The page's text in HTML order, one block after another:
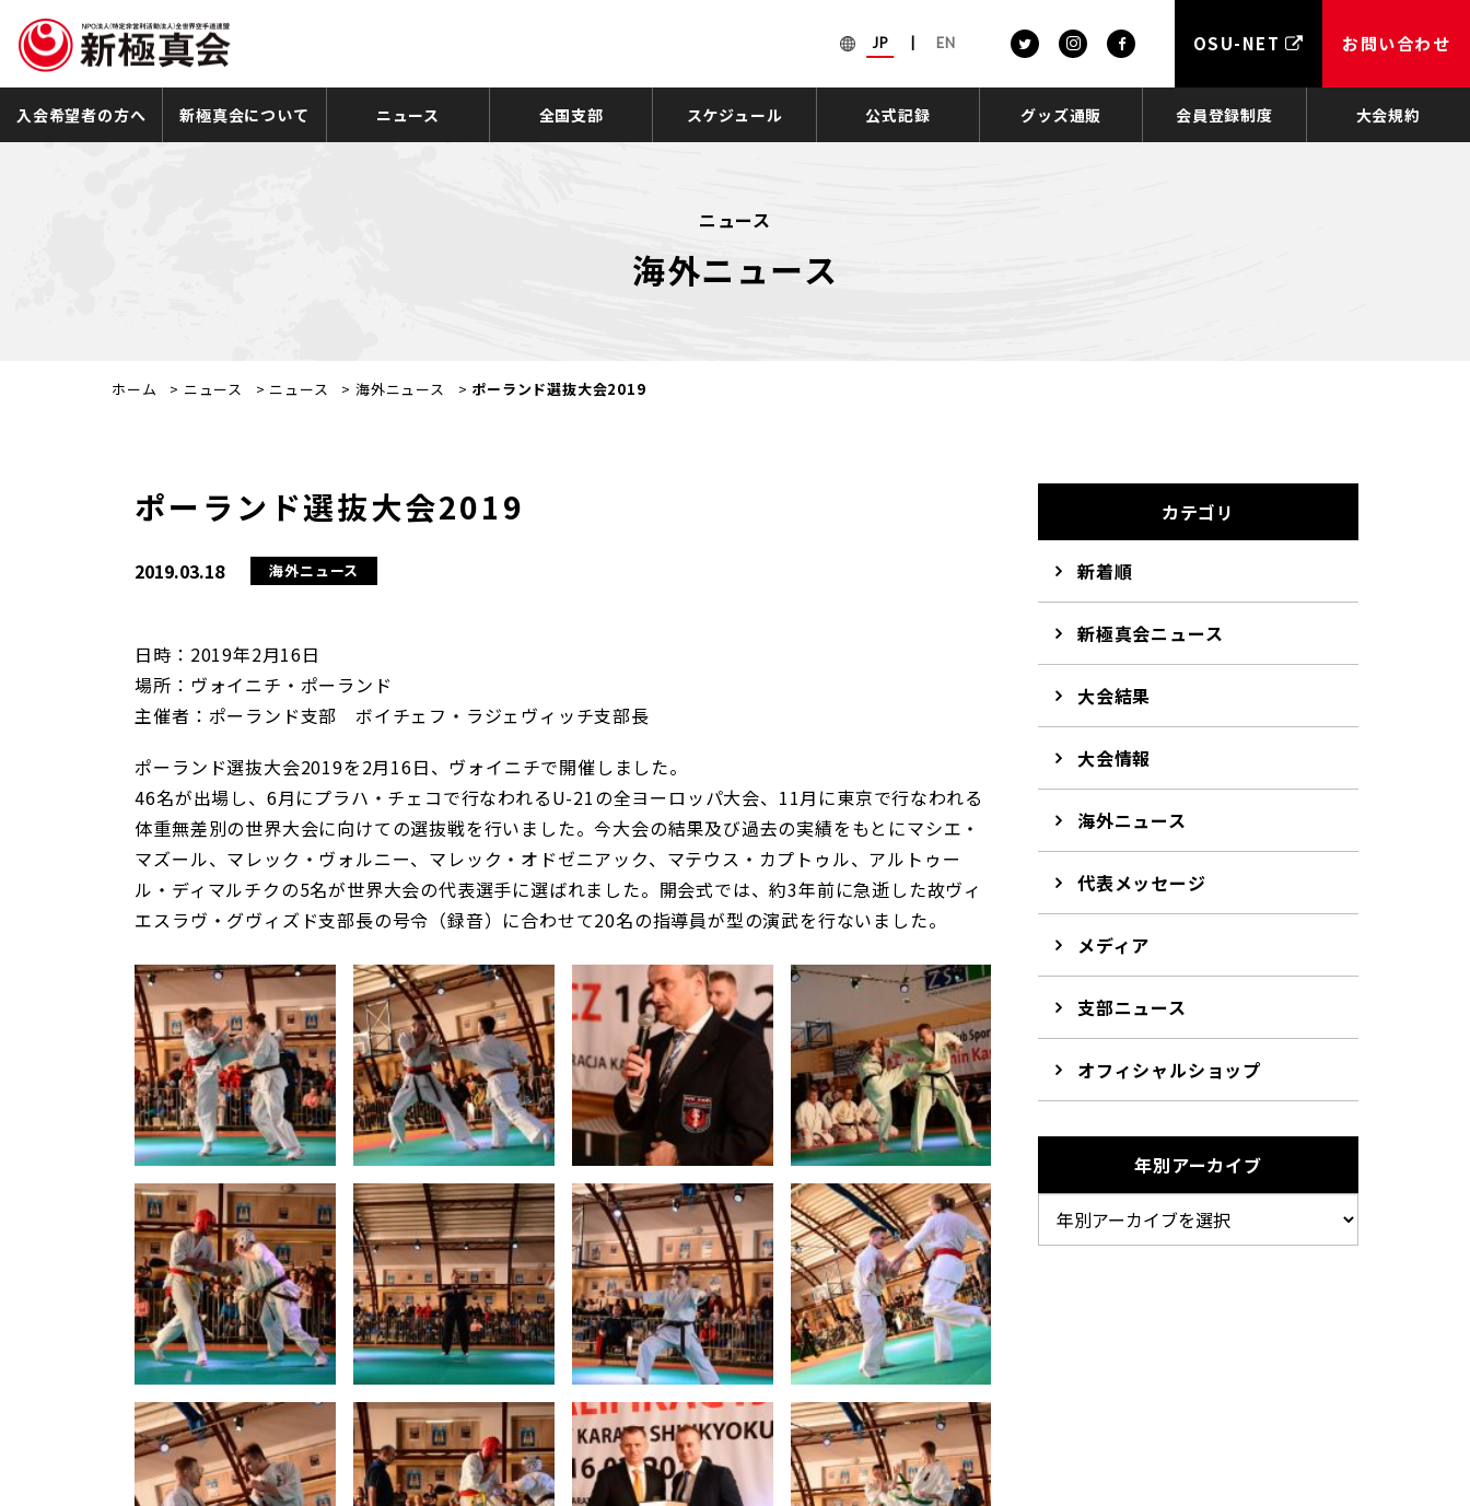
JP EN OSU-NET お問い合わせ
入会希望者の方へ 新極真会について ニュース 全国支部 スケジュール 公式記録 グッズ通販 会員登録制度 大会規約
ニュース
海外ニュース
ホーム > ニュース > ニュース >海外ニュース > ポーランド選抜大会2019
ポーランド選抜大会2019
2019.03.18 海外ニュース
日時：2019年2月16日
場所：ヴォイニチ・ポーランド
主催者：ポーランド支部 ボイチェフ・ラジェヴィッチ支部長
ポーランド選抜大会2019を2月16日、ヴォイニチで開催しました。
46名が出場し、6月にプラハ・チェコで行なわれるU-21の全ヨーロッパ大会、11月に東京で行なわれる
体重無差別の世界大会に向けての選抜戦を行いました。今大会の結果及び過去の実績をもとにマシエ・
マズール、マレック・ヴォルニー、マレック・オドゼニアック、マテウス・カプトゥル、アルトゥー
ル・ディマルチクの5名が世界大会の代表選手に選ばれました。開会式では、約3年前に急逝した故ヴィ
エスラヴ・グヴィズド支部長の号令（録音）に合わせて20名の指導員が型の演武を行ないました。
カテゴリ
新着順
新極真会ニュース
大会結果
大会情報
海外ニュース
代表メッセージ
メディア
支部ニュース
オフィシャルショップ
年別アーカイブ